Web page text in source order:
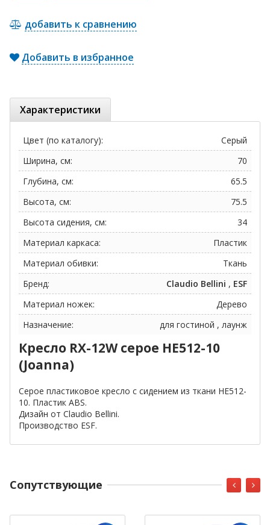
добавить к сравнению
Добавить в избранное
Характеристики
Цвет (по каталогу):
Серый
Ширина, см:
70
Глубина, см:
65.5
Высота, см:
75.5
Высота сидения, см:
34
Материал каркаса:
Пластик
Материал обивки:
Ткань
Бренд:
Claudio Bellini , ESF
Материал ножек:
Дерево
Назначение:
для гостиной , лаунж
Кресло RX-12W серое HE512-10
(Joanna)
Серое пластиковое кресло с сидением из ткани HE512-
10. Пластик ABS.
Дизайн от Claudio Bellini.
Производство ESF.
Cопутствующие